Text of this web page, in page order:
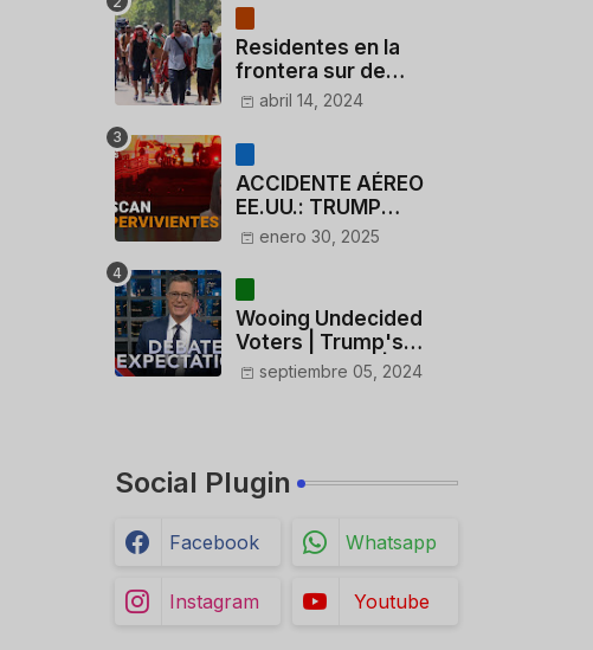
Residentes en la
frontera sur de
México critican a
dólares a migrantes
deportados
abril 14, 2024
ACCIDENTE AÉREO
EE.UU.: TRUMP
CUESTIONA LA
ACTUACIÓN DE LOS
CONTROLADORES y
PILOTO del
HELICÓPTERO
enero 30, 2025
Wooing Undecided
Voters | Trump's
Marijuana Plan | 1990s
septiembre 05, 2024
Social Plugin
Facebook Whatsapp
Instagram Youtube